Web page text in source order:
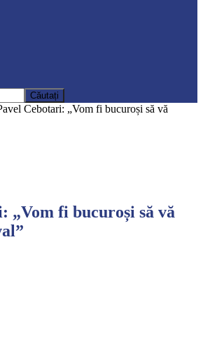
Cebotari: „Vom fi bucuroși să vă
„Vom fi bucuroși să vă